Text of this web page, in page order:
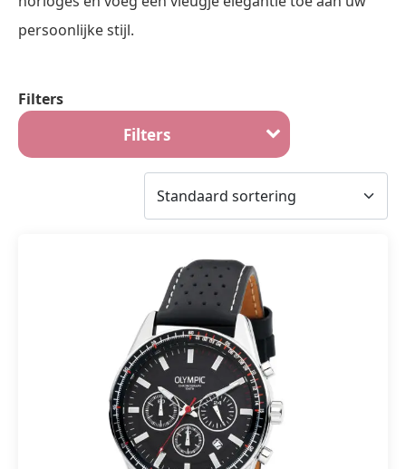
persoonlijke stijl.
Filters
Filters